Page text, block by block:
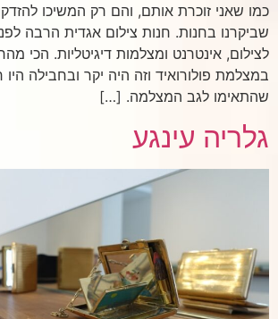
כמו שאני זוכרת אותם, והם רק המשיכו
שביקרנו בחנות. חנות צילום אגדית הרבה
לצילום, אינטרנט ומצלמות דיגיטליות. הכי
שהתאימו לגב המצלמה. […]
גלריה עינגע